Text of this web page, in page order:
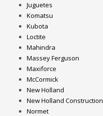
Juguetes
Komatsu
Kubota
Loctite
Mahindra
Massey Ferguson
Maxiforce
McCormick
New Holland
New Holland Construction
Normet